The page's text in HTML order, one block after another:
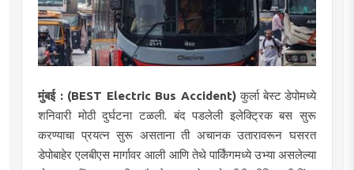
मुंबई : (BEST Electric Bus Accident)कुर्ला बेस्ट डेपोमध्ये
शनिवारी मोठी दुर्घटना टळली. बंद पडलेली इलेक्ट्रिक बस सुरू
करण्याचा प्रयत्न सुरू असताना ती अचानक उतारावरून घसरत
डेपोबाहेर एलबीएस मार्गावर आली आणि तेथे पार्किंगमध्ये उभ्या असलेल्या